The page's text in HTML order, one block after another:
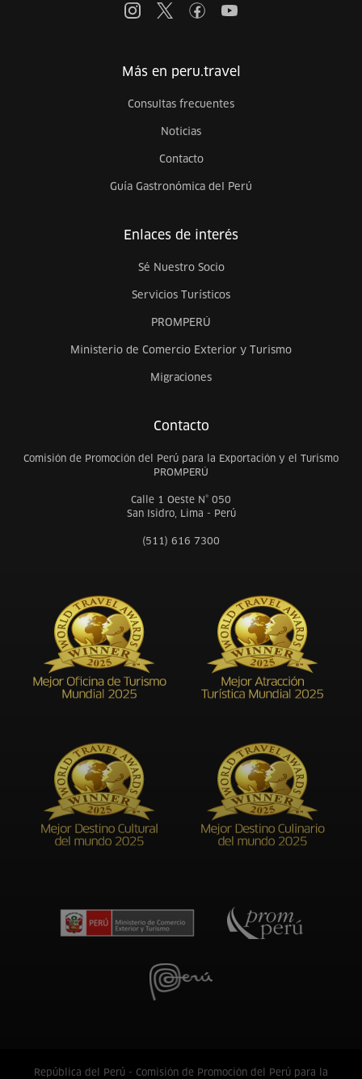
Más en peru.travel
Consultas frecuentes
Noticias
Contacto
Guía Gastronómica del Perú
Enlaces de interés
Sé Nuestro Socio
Servicios Turísticos
PROMPERÚ
Ministerio de Comercio Exterior y Turismo
Migraciones
Contacto
Comisión de Promoción del Perú para la Exportación y el Turismo
PROMPERÚ
Calle 1 Oeste N° 050
San Isidro, Lima - Perú
(511) 616 7300
República del Perú - Comisión de Promoción del Perú para la